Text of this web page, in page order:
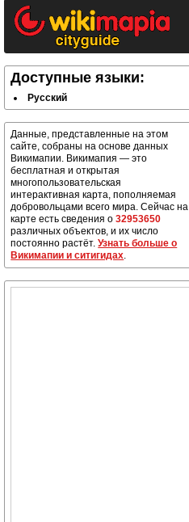
Доступные языки:
Русский
Данные, представленные на этом
сайте, собраны на основе данных
Викимапии. Викимапия — это
бесплатная и открытая
многопользовательская
интерактивная карта, пополняемая
добровольцами всего мира. Сейчас на
карте есть сведения о32953650
различных объектов, и их число
постоянно растёт.Узнать больше о
Викимапии и ситигидах.